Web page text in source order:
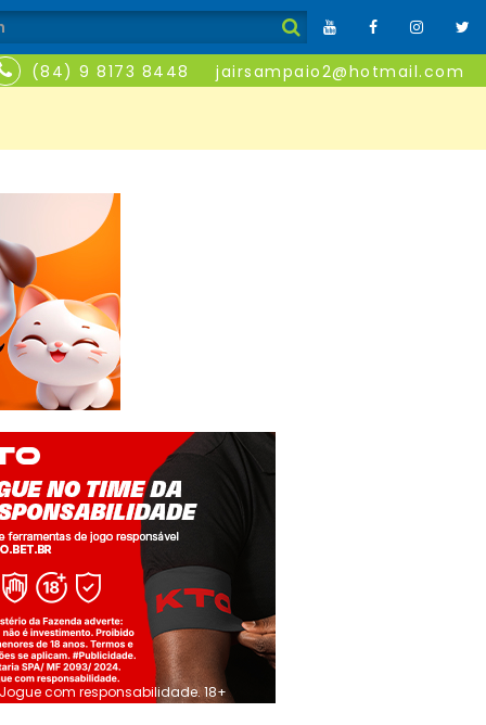
(84) 9 8173 8448 jairsampaio2@hotmail.com
Jogue com responsabilidade. 18+